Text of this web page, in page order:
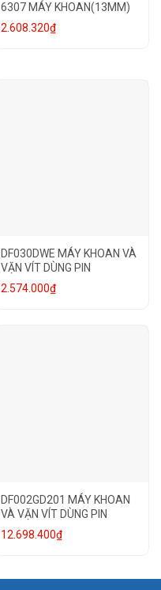
6307 MÁY KHOAN(13MM)
2.608.320₫
DF030DWE MÁY KHOAN VÀ
VẶN VÍT DÙNG PIN
2.574.000₫
DF002GD201 MÁY KHOAN
VÀ VẶN VÍT DÙNG PIN
12.698.400₫